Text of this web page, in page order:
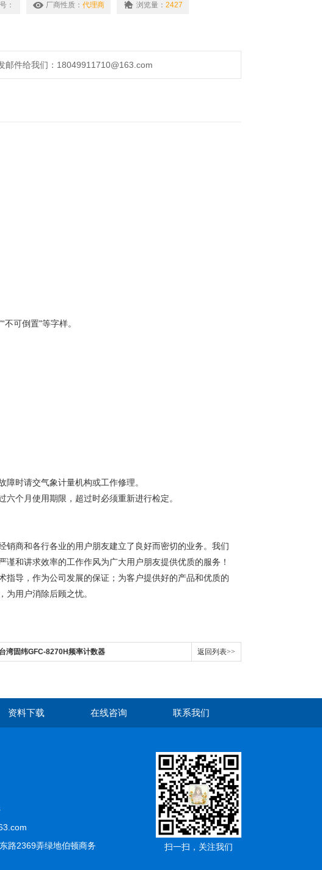
测量大气压力的常规仪器。
： 厂商性质： 代理商 浏览量： 2427
邮件给我们：18049911710@163.com
可倒置"等字样。
时请交气象计量机构或工作修理。
个月使用期限，超过时必须重新进行检定。
商和各行各业的用户朋友建立了良好而密切的业务。我们
和讲求效率的工作作风为广大用户朋友提供优质的服务！
导，作为公司发展的保证；为客户提供好的产品和优质的
用户消除后顾之忧。
湾固纬GFC-8270H频率计数器 返回列表>>
资料下载 在线咨询 联系我们
路2369弄绿地伯顿商务
扫一扫，关注我们